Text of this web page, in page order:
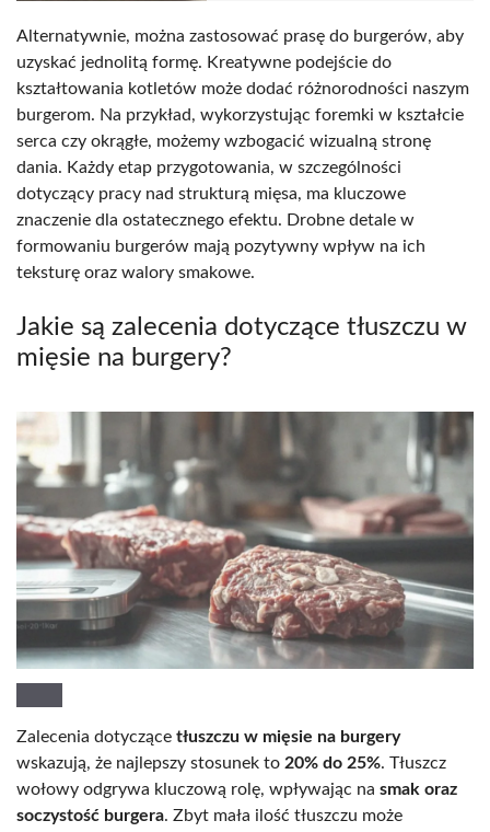
Alternatywnie, można zastosować prasę do burgerów, aby
uzyskać jednolitą formę. Kreatywne podejście do
kształtowania kotletów może dodać różnorodności naszym
burgerom. Na przykład, wykorzystując foremki w kształcie
serca czy okrągłe, możemy wzbogacić wizualną stronę
dania. Każdy etap przygotowania, w szczególności
dotyczący pracy nad strukturą mięsa, ma kluczowe
znaczenie dla ostatecznego efektu. Drobne detale w
formowaniu burgerów mają pozytywny wpływ na ich
teksturę oraz walory smakowe.
Jakie są zalecenia dotyczące tłuszczu w
mięsie na burgery?
Zalecenia dotyczące tłuszczu w mięsie na burgery
wskazują, że najlepszy stosunek to 20% do 25%. Tłuszcz
wołowy odgrywa kluczową rolę, wpływając na smak oraz
soczystość burgera. Zbyt mała ilość tłuszczu może